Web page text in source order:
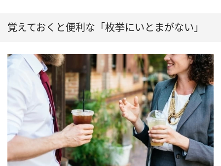
覚えておくと便利な「枚挙にいとまがない」